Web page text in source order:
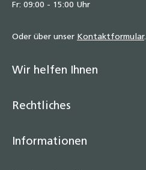
Fr: 09:00 - 15:00 Uhr
Oder über unser Kontaktformular.
Wir helfen Ihnen
Rechtliches
Informationen